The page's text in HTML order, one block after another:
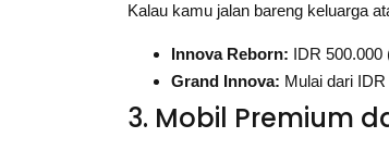
Kalau kamu jalan bareng keluarga
Innova Reborn: IDR 500.000
Grand Innova: Mulai dari
3. Mobil Premium